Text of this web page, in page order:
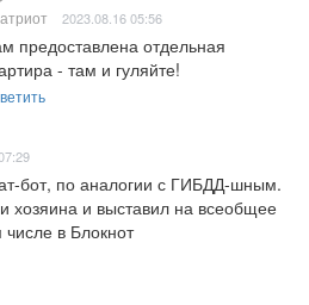
2023.08.16 05:56
предоставлена отдельная
- там и гуляйте!
бот, по аналогии с ГИБДД-шным.
хозяина и выставил на всеобщее
в Блокнот